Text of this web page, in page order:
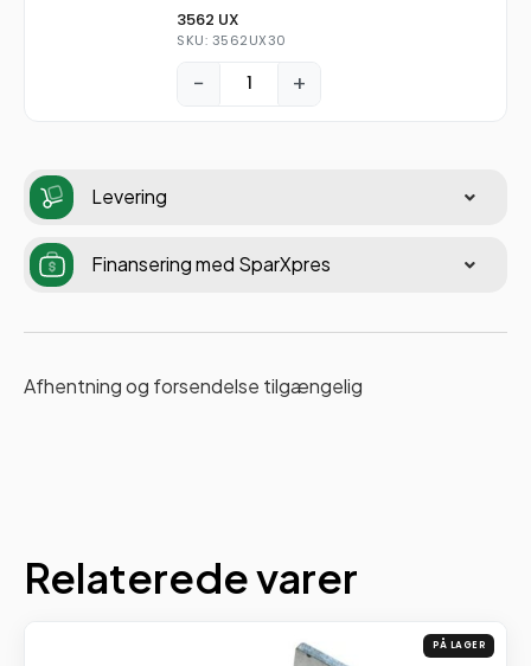
3562 UX
SKU: 3562UX30
− +
Levering
Finansering med SparXpres
Afhentning og forsendelse tilgængelig
Relaterede varer
PÅ LAGER